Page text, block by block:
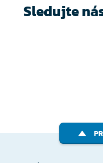
Sledujte